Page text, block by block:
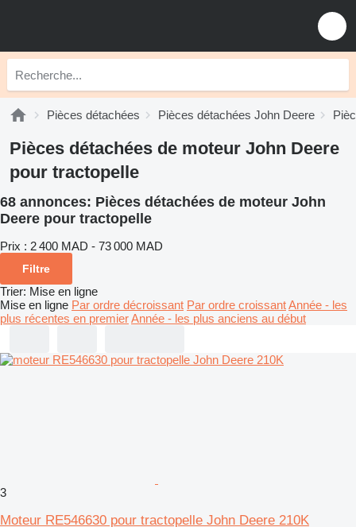
Pièces détachées Pièces détachées John Deere
Pièces détachées de moteur John Deere
pour tractopelle
68 annonces: Pièces détachées de moteur John
Deere pour tractopelle
Prix : 2 400 MAD - 73 000 MAD
Filtre
Trier: Mise en ligne
Mise en ligne Par ordre décroissant Par ordre croissantAnnée - les
plus récentes en premierAnnée - les plus anciens au début
3
Moteur RE546630 pour tractopelle John Deere 210K